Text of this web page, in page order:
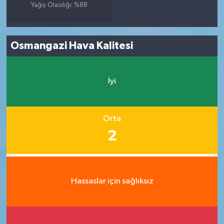
Yağış Olasılığı: %88
Osmangazi Hava Kalitesi
İyi
Orta
2
Hassaslar için sağlıksız